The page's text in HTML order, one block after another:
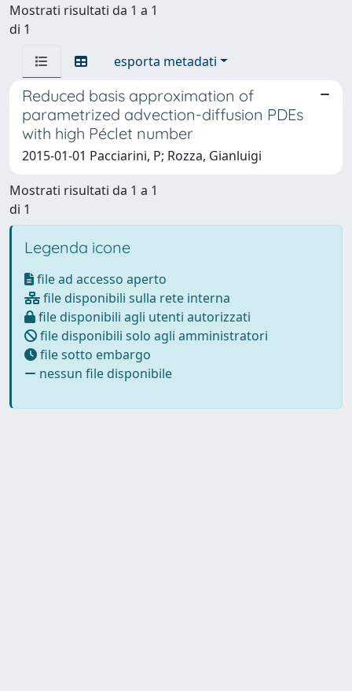
Mostrati risultati da 1 a 1
di 1
esporta metadati
Reduced basis approximation of
parametrized advection-diffusion PDEs
with high Péclet number
2015-01-01 Pacciarini, P; Rozza, Gianluigi
Mostrati risultati da 1 a 1
di 1
Legenda icone
file ad accesso aperto
file disponibili sulla rete interna
file disponibili agli utenti autorizzati
file disponibili solo agli amministratori
file sotto embargo
nessun file disponibile